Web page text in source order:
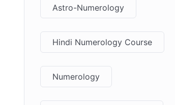
Astro-Numerology
Hindi Numerology Course
Numerology